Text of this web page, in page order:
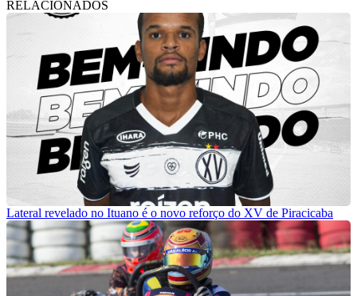
RELACIONADOS
Lateral revelado no Ituano é o novo reforço do XV de Piracicaba